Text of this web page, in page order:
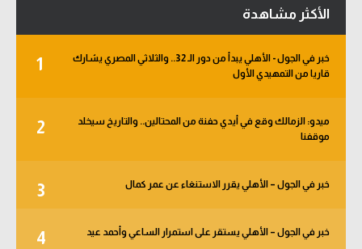
الأكثر مشاهدة
1
خبر في الجول - الأهلي يبدأ من دور الـ 32.. والثلاثي المصري يشارك
قاريا من التمهيدي الأول
2
ميدو: الزمالك وقع في أيدي حفنة من المحتالين.. والتاريخ سيخلد
موقفنا
3 خبر في الجول – الأهلي يقرر الاستنغاء عن عمر كمال
4 خبر في الجول – الأهلي يستقر على استمرار الساعي وأحمد عيد